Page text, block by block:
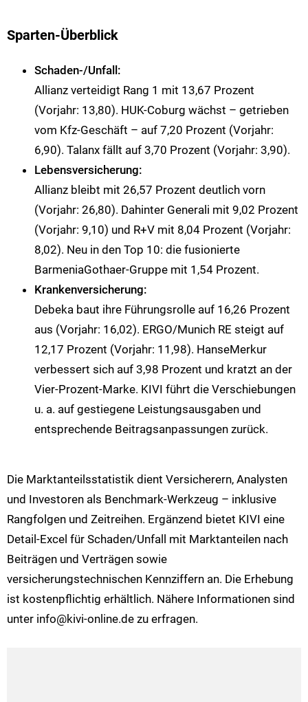
Sparten-Überblick
Schaden-/Unfall:
Allianz verteidigt Rang 1 mit 13,67 Prozent
(Vorjahr: 13,80). HUK-Coburg wächst – getrieben
vom Kfz-Geschäft – auf 7,20 Prozent (Vorjahr:
6,90). Talanx fällt auf 3,70 Prozent (Vorjahr: 3,90).
Lebensversicherung:
Allianz bleibt mit 26,57 Prozent deutlich vorn
(Vorjahr: 26,80). Dahinter Generali mit 9,02 Prozent
(Vorjahr: 9,10) und R+V mit 8,04 Prozent (Vorjahr:
8,02). Neu in den Top 10: die fusionierte
BarmeniaGothaer-Gruppe mit 1,54 Prozent.
Krankenversicherung:
Debeka baut ihre Führungsrolle auf 16,26 Prozent
aus (Vorjahr: 16,02). ERGO/Munich RE steigt auf
12,17 Prozent (Vorjahr: 11,98). HanseMerkur
verbessert sich auf 3,98 Prozent und kratzt an der
Vier-Prozent-Marke. KIVI führt die Verschiebungen
u. a. auf gestiegene Leistungsausgaben und
entsprechende Beitragsanpassungen zurück.
Die Marktanteilsstatistik dient Versicherern, Analysten
und Investoren als Benchmark-Werkzeug – inklusive
Rangfolgen und Zeitreihen. Ergänzend bietet KIVI eine
Detail-Excel für Schaden/Unfall mit Marktanteilen nach
Beiträgen und Verträgen sowie
versicherungstechnischen Kennziffern an. Die Erhebung
ist kostenpflichtig erhältlich. Nähere Informationen sind
unter info@kivi-online.de zu erfragen.